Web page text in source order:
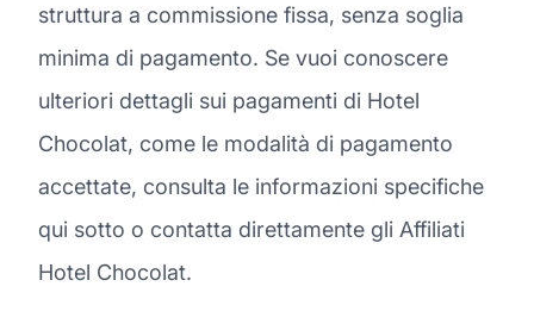
struttura a commissione fissa, senza soglia
minima di pagamento. Se vuoi conoscere
ulteriori dettagli sui pagamenti di Hotel
Chocolat, come le modalità di pagamento
accettate, consulta le informazioni specifiche
qui sotto o contatta direttamente gli Affiliati
Hotel Chocolat.